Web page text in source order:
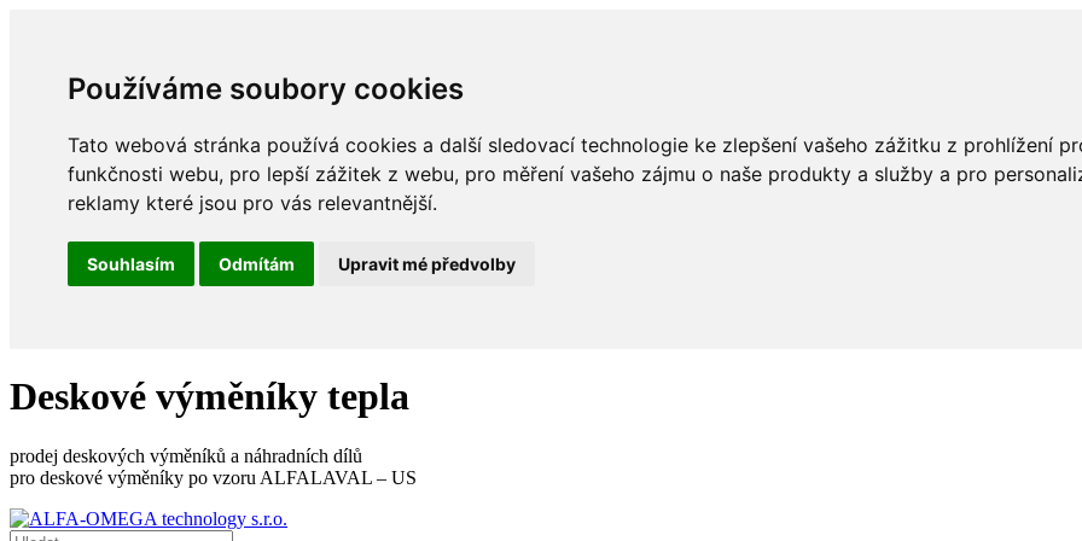
Používáme soubory cookies
Tato webová stránka používá cookies a další sledovací technologie ke zlepšení vašeho zážitku z prohlížení
funkčnosti webu, pro lepší zážitek z webu, pro měření vašeho zájmu o naše produkty a služby a pro
reklamy které jsou pro vás relevantnější.
Souhlasím Odmítám Upravit mé předvolby
Deskové výměníky tepla
prodej deskových výměníků a náhradních dílů
pro deskové výměníky po vzoru ALFALAVAL – US